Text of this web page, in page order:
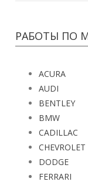
РАБОТЫ ПО
ACURA
AUDI
BENTLEY
BMW
CADILLAC
CHEVROLET
DODGE
FERRARI